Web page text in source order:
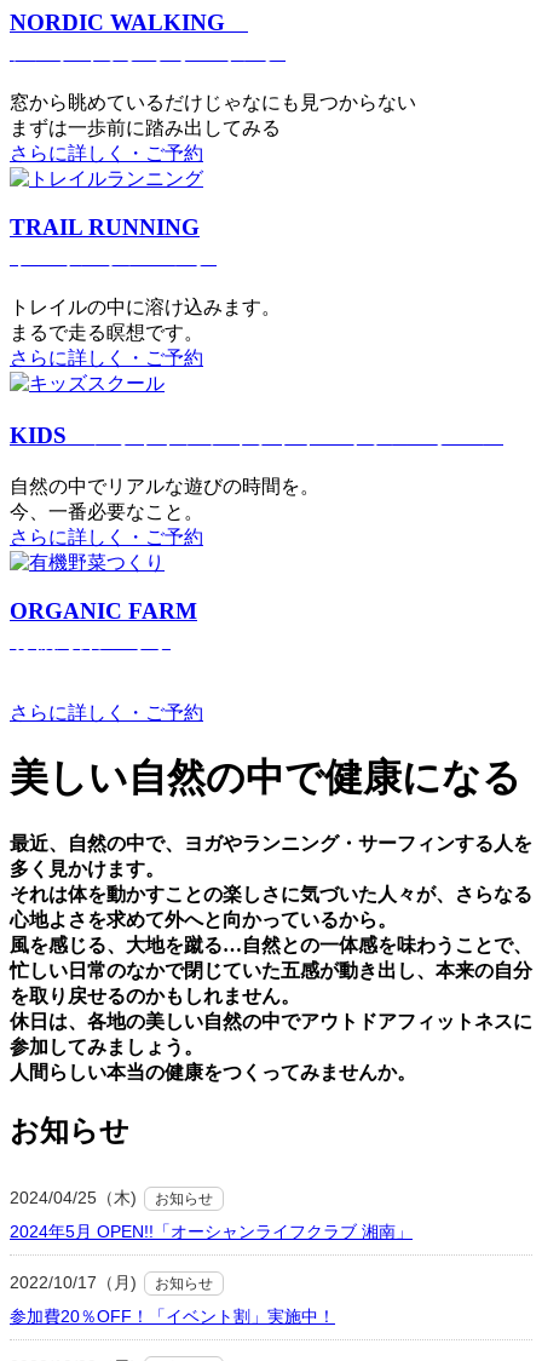
NORDIC WALKING
窓から眺めているだけじゃなにも見つからない
まずは一歩前に踏み出してみる
さらに詳しく・ご予約
TRAIL RUNNING
トレイルの中に溶け込みます。
まるで⾛る瞑想です。
さらに詳しく・ご予約
KIDS
⾃然の中でリアルな遊びの時間を。
今、⼀番必要なこと。
さらに詳しく・ご予約
ORGANIC FARM
さらに詳しく・ご予約
美しい⾃然の中で健康になる
最近、⾃然の中で、ヨガやランニング・サーフィンする⼈を
多く⾒かけます。
それは体を動かすことの楽しさに気づいた⼈々が、さらなる
⼼地よさを求めて外へと向かっているから。
⾵を感じる、⼤地を蹴る…⾃然との⼀体感を味わうことで、
忙しい⽇常のなかで閉じていた五感が動き出し、本来の⾃分
を取り戻せるのかもしれません。
休⽇は、各地の美しい⾃然の中でアウトドアフィットネスに
参加してみましょう。
⼈間らしい本当の健康をつくってみませんか。
お知らせ
2024/04/25（木) お知らせ
2024年5月 OPEN!!「オーシャンライフクラブ 湘南」
2022/10/17（月) お知らせ
参加費20％OFF！「イベント割」実施中！